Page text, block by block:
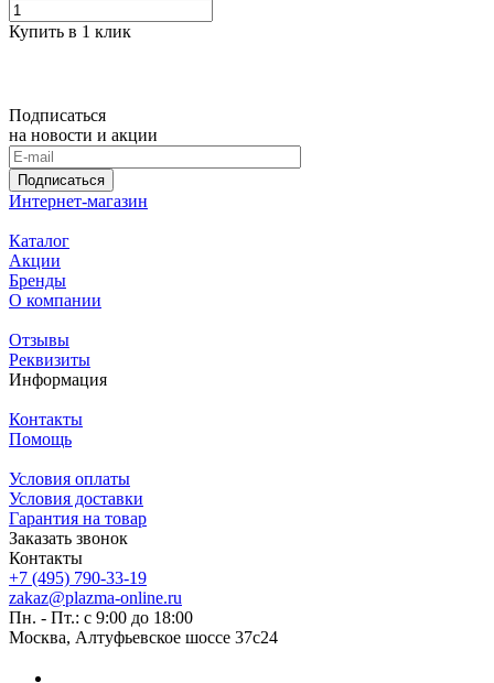
Купить в 1 клик
Подписаться
на новости и акции
Подписаться
Интернет-магазин
Каталог
Акции
Бренды
О компании
Отзывы
Реквизиты
Информация
Контакты
Помощь
Условия оплаты
Условия доставки
Гарантия на товар
Заказать звонок
Контакты
+7 (495) 790-33-19
zakaz@plazma-online.ru
Пн. - Пт.: с 9:00 до 18:00
Москва, Алтуфьевское шоссе 37с24